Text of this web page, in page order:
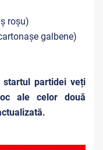
roșu)
galbene)
partidei veți
ale celor două